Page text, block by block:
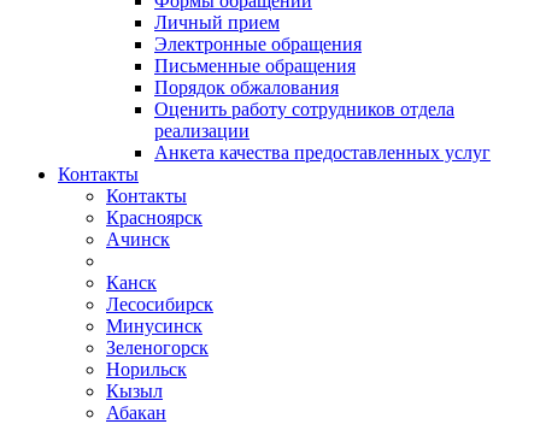
Личный прием
Электронные обращения
Письменные обращения
Порядок обжалования
Оценить работу сотрудников отдела
реализации
Анкета качества предоставленных услуг
Контакты
Контакты
Красноярск
Ачинск
Канск
Лесосибирск
Минусинск
Зеленогорск
Норильск
Кызыл
Абакан